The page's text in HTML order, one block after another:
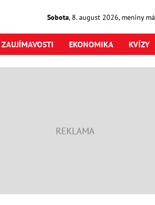
Sobota, 8. august2026, meniny má
ZAUJÍMAVOSTI EKONOMIKA KVÍZY